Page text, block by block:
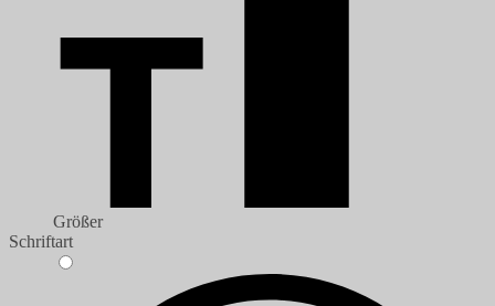
Größer
Schriftart